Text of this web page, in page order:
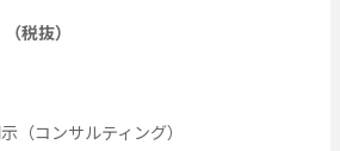
税抜）
（コンサルティング）